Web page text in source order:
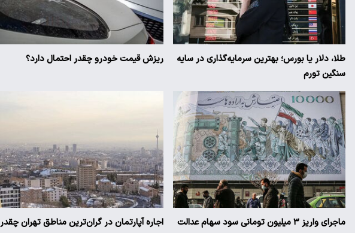
طلا، دلار یا بورس؛ بهترین سرمایه‌گذاری در سایه
سنگین تورم
ریزش قیمت خودرو چقدر احتمال دارد؟
ماجرای واریز ۳ میلیون تومانی سود سهام عدالت
اجاره آپارتمان در گران‌ترین مناطق تهران چقدر